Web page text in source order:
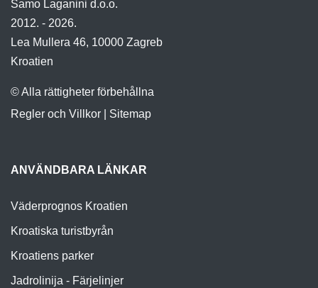
Samo Laganini d.o.o.
2012. - 2026.
Lea Mullera 46, 10000 Zagreb
Kroatien
© Alla rättigheter förbehållna
Regler och Villkor
Sitemap
ANVÄNDBARA LÄNKAR
Väderprognos Kroatien
Kroatiska turistbyrån
Kroatiens parker
Jadrolinija - Färjelinjer